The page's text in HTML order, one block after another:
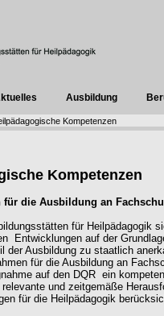
Ausbildung
Kompetenzen
Kompetenzen
für die Ausbildung an
für Heilpädagogik
Entwicklungen auf der
der Ausbildung zu staatlich
für die Ausbildung an
auf den DQR ein
und zeitgemäße
für die Heilpädagogik